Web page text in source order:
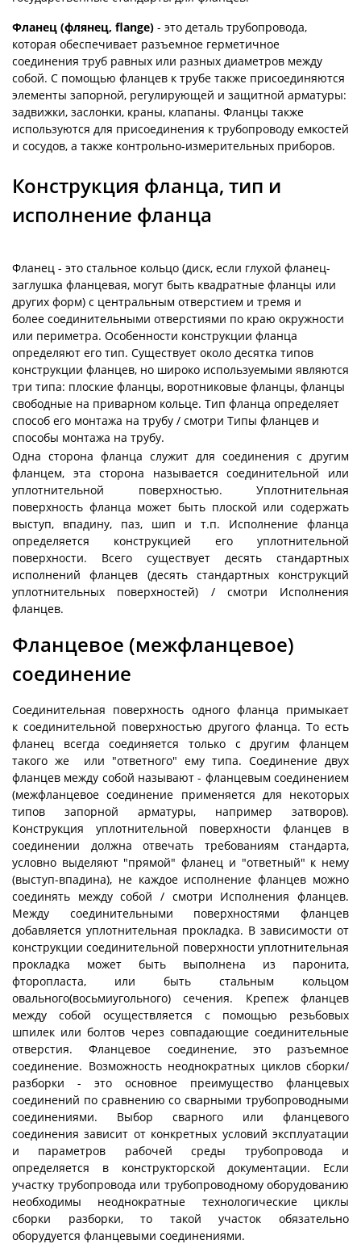
Фланец (флянец, flange) - это деталь трубопровода,
которая обеспечивает разъемное герметичное
соединения труб равных или разных диаметров между
собой. С помощью фланцев к трубе также присоединяются
элементы запорной, регулирующей и защитной арматуры:
задвижки, заслонки, краны, клапаны. Фланцы также
используются для присоединения к трубопроводу емкостей
и сосудов, а также контрольно-измерительных приборов.
Конструкция фланца, тип и
исполнение фланца
Фланец - это стальное кольцо (диск, если глухой фланец-
заглушка фланцевая, могут быть квадратные фланцы или
других форм) c центральным отверстием и тремя и
более соединительными отверстиями по краю окружности
или периметра. Особенности конструкции фланца
определяют его тип. Существует около десятка типов
конструкции фланцев, но широко используемыми являются
три типа: плоские фланцы, воротниковые фланцы, фланцы
свободные на приварном кольце. Тип фланца определяет
способ его монтажа на трубу / смотри Типы фланцев и
способы монтажа на трубу.
Одна сторона фланца служит для соединения с другим
фланцем, эта сторона называется соединительной или
уплотнительной поверхностью. Уплотнительная
поверхность фланца может быть плоской или содержать
выступ, впадину, паз, шип и т.п. Исполнение фланца
определяется конструкцией его уплотнительной
поверхности. Всего существует десять стандартных
исполнений фланцев (десять стандартных конструкций
уплотнительных поверхностей) / смотри Исполнения
фланцев.
Фланцевое (межфланцевое)
соединение
Соединительная поверхность одного фланца примыкает
к соединительной поверхностью другого фланца. То есть
фланец всегда соединяется только с другим фланцем
такого же или "ответного" ему типа. Соединение двух
фланцев между собой называют - фланцевым соединением
(межфланцевое соединение применяется для некоторых
типов запорной арматуры, например затворов).
Конструкция уплотнительной поверхности фланцев в
соединении должна отвечать требованиям стандарта,
условно выделяют "прямой" фланец и "ответный" к нему
(выступ-впадина), не каждое исполнение фланцев можно
соединять между собой / смотри Исполнения фланцев.
Между соединительными поверхностями фланцев
добавляется уплотнительная прокладка. В зависимости от
конструкции соединительной поверхности уплотнительная
прокладка может быть выполнена из паронита,
фторопласта, или быть стальным кольцом
овального(восьмиугольного) сечения. Крепеж фланцев
между собой осуществляется с помощью резьбовых
шпилек или болтов через совпадающие соединительные
отверстия. Фланцевое соединение, это разъемное
соединение. Возможность неоднократных циклов сборки/
разборки - это основное преимущество фланцевых
соединений по сравнению со сварными трубопроводными
соединениями. Выбор сварного или фланцевого
соединения зависит от конкретных условий эксплуатации
и параметров рабочей среды трубопровода и
определяется в конструкторской документации. Если
участку трубопровода или трубопроводному оборудованию
необходимы неоднократные технологические циклы
сборки разборки, то такой участок обязательно
оборудуется фланцевыми соединениями.